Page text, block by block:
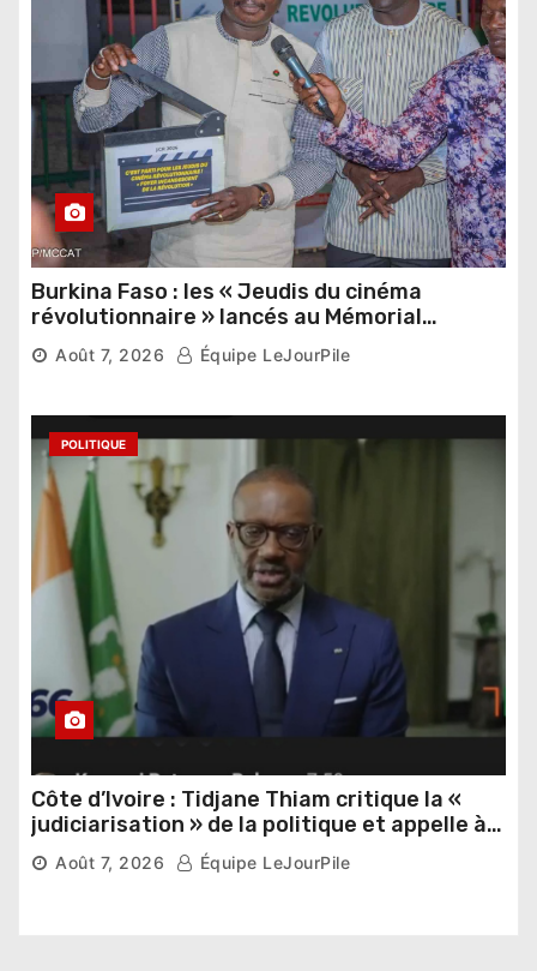
Burkina Faso : les « Jeudis du cinéma
révolutionnaire » lancés au Mémorial
Thomas Sankara
Août 7, 2026 Équipe LeJourPile
POLITIQUE
Côte d’Ivoire : Tidjane Thiam critique la «
judiciarisation » de la politique et appelle à
poursuivre l’apaisement
Août 7, 2026 Équipe LeJourPile